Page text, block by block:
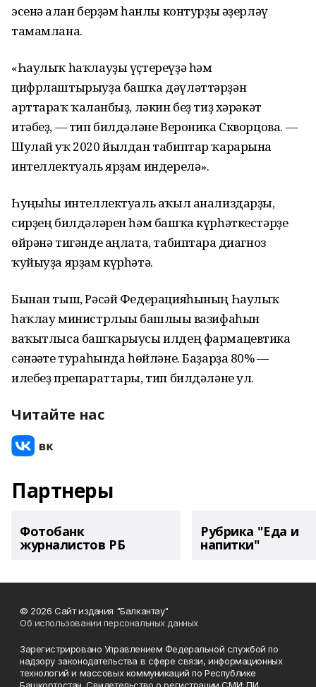
эсенә алған берҙәм һанлы контурҙы әҙерләү
тамамлана.
«Һаулыҡ һаҡлауҙы үҫтереүҙә һәм
цифрлаштырыуҙа башҡа дәүләттәрҙән
арттараҡ ҡалғанбыҙ, ләкин беҙ тиҙ хәрәкәт
итәбеҙ, — тип билдәләне Вероника Скворцова. —
Шулай уҡ 2020 йылдан табиптар ҡарарына
интеллектуаль ярҙам индерелә».
Һуңғыһы интеллектуаль аҡыл анализдарҙы,
сирҙең билдәләрен һәм башҡа күрһәткестәрҙе
өйрәнә тигәнде аңлата, табиптарға диагноз
ҡуйыуҙа ярҙам күрһәтә.
Бынан тыш, Рәсәй Федерацияһының Һаулыҡ
һаҡлау министрлығы башлығы вазифаһын
ваҡытлыса башҡарыусы илдең фармацевтика
сәнәғәте тураһында һөйләне. Баҙарҙа 80% —
илебеҙ препараттары, тип билдәләне ул.
Читайте нас
Партнеры
Фотобанк
журналистов РБ
Рубрика "Еда и
напитки"
© 2026 Сайт издания "Балкантау"
Об использовании персональных данных
Зарегистрировано Управлением Федеральной службой по
надзору законодательства в сфере связи, информационных
технологий и массовых коммуникаций по Республике